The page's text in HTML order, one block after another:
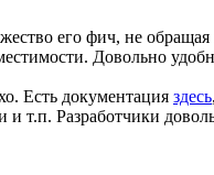
его фич, не
Довольно
Есть документация здесь
т.п. Разработчики